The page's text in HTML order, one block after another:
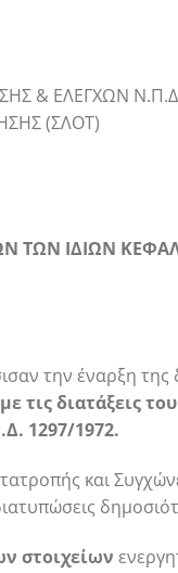
& ΕΛΕΓΧΩΝ
(ΣΛΟΤ)
ΙΔΙΩΝ
την έναρξη
τις διατάξεις
1297/1972.
και
στοιχείων